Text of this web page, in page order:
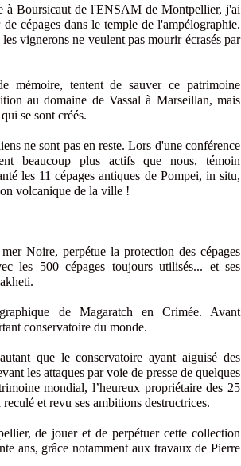
à Boursicaut de l'ENSAM de Montpellier, j'ai
cépages dans le temple de l'ampélographie.
vignerons ne veulent pas mourir écrasés par
mémoire, tentent de sauver ce patrimoine
au domaine de Vassal à Marseillan, mais
se sont créés.
ne sont pas en reste. Lors d'une conférence
beaucoup plus actifs que nous, témoin
les 11 cépages antiques de Pompei, in situ,
volcanique de la ville !
Noire, perpétue la protection des cépages
les 500 cépages toujours utilisés... et ses
de Magaratch en Crimée. Avant
conservatoire du monde.
que le conservatoire ayant aiguisé des
les attaques par voie de presse de quelques
mondial, l’heureux propriétaire des 25
et revu ses ambitions destructrices.
de jouer et de perpétuer cette collection
ans, grâce notamment aux travaux de Pierre